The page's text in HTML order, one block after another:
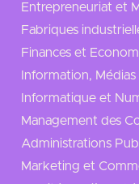
Entrepreneuriat et
Fabriques
Finances et
Information,
Informatique et
Management des
Administrations
Marketing et